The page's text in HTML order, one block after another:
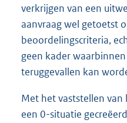
verkrijgen van een
aanvraag wel getoetst
beoordelingscriteria,
geen kader
teruggevallen kan
Met het vaststellen
een 0-situatie